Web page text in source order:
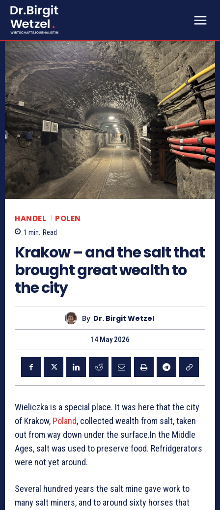
HANDEL POLEN
1 min. Read
Krakow – and the salt that
brought great wealth to
the city
By Dr. Birgit Wetzel
14 May 2026
Wieliczka is a special place. It was here that the city
of Krakow, Poland, collected wealth from salt, taken
out from way down under the surface.In the Middle
Ages, salt was used to preserve food. Refridgerators
were not yet around.
Several hundred years the salt mine gave work to
many salt miners, and to around sixty horses that